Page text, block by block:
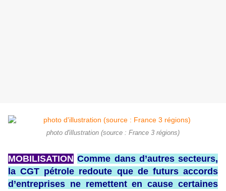
photo d'illustration (source : France 3 régions)
MOBILISATION Comme dans d’autres secteurs,
la CGT pétrole redoute que de futurs accords
d’entreprises ne remettent en cause certaines